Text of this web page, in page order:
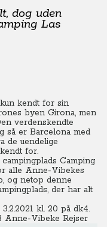
dog uden
Las
kendt for sin
byen Girona, men
verdenskendte
så er Barcelona med
de uendelige
for.
Camping
alle Anne-Vibekes
og netop denne
der har alt
kl. 20 på dk4.
Anne-Vibeke Rejser